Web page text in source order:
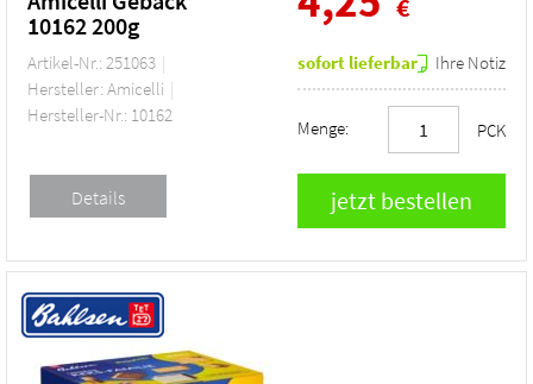
10162 200g
Artikel-Nr.: 251063
Hersteller: Amicelli
Hersteller-Nr.: 10162
€
sofort lieferbar Ihre Notiz
Menge: PCK